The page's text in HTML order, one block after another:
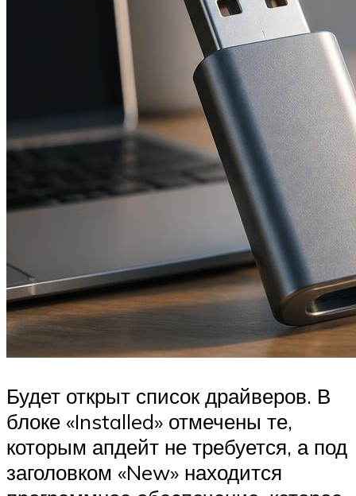
Будет открыт список драйверов. В
блоке «Installed» отмечены те,
которым апдейт не требуется, а под
заголовком «New» находится